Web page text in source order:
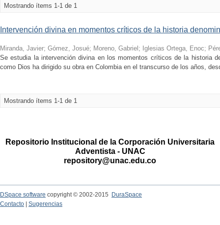
Mostrando ítems 1-1 de 1
Intervención divina en momentos críticos de la historia
Miranda, Javier; Gómez, Josué; Moreno, Gabriel ; Iglesias Ortega, Enoc;
Se estudia la intervención divina en los momentos críticos de la historia
como Dios ha dirigido su obra en Colombia en el transcurso de los años,
Mostrando ítems 1-1 de 1
Repositorio Institucional de la Corporación Universitaria
Adventista - UNAC
repository@unac.edu.co
DSpace software copyright © 2002-2015
DuraSpace
Contacto
Sugerencias